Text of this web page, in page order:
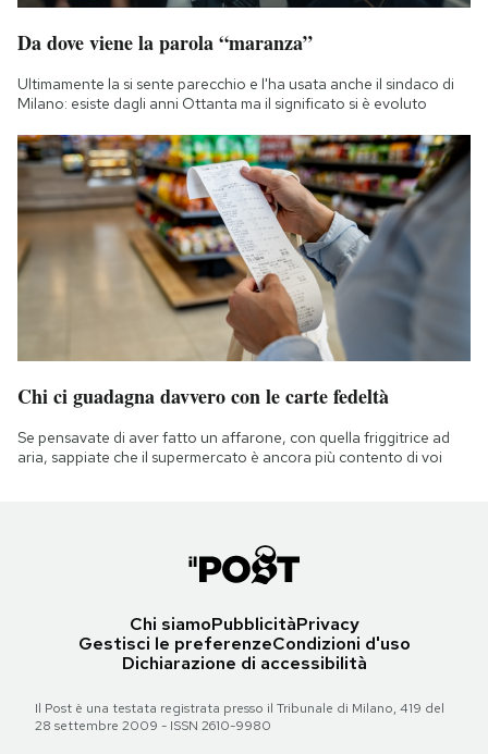
Da dove viene la parola “maranza”
Ultimamente la si sente parecchio e l'ha usata anche il sindaco di
Milano: esiste dagli anni Ottanta ma il significato si è evoluto
Chi ci guadagna davvero con le carte fedeltà
Se pensavate di aver fatto un affarone, con quella friggitrice ad
aria, sappiate che il supermercato è ancora più contento di voi
Chi siamoPubblicitàPrivacy
Gestisci le preferenzeCondizioni d'uso
Dichiarazione di accessibilità
Il Post è una testata registrata presso il Tribunale di Milano, 419 del
28 settembre 2009 - ISSN 2610-9980